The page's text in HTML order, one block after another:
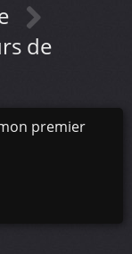
de
premier